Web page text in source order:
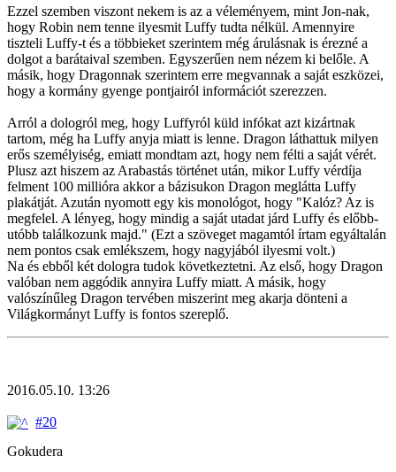
Ezzel szemben viszont nekem is az a véleményem, mint Jon-nak,
hogy Robin nem tenne ilyesmit Luffy tudta nélkül. Amennyire
tiszteli Luffy-t és a többieket szerintem még árulásnak is érezné a
dolgot a barátaival szemben. Egyszerűen nem nézem ki belőle. A
másik, hogy Dragonnak szerintem erre megvannak a saját eszközei,
hogy a kormány gyenge pontjairól információt szerezzen.
Arról a dologról meg, hogy Luffyról küld infókat azt kizártnak
tartom, még ha Luffy anyja miatt is lenne. Dragon láthattuk milyen
erős személyiség, emiatt mondtam azt, hogy nem félti a saját vérét.
Plusz azt hiszem az Arabastás történet után, mikor Luffy vérdíja
felment 100 millióra akkor a bázisukon Dragon meglátta Luffy
plakátját. Azután nyomott egy kis monológot, hogy "Kalóz? Az is
megfelel. A lényeg, hogy mindig a saját utadat járd Luffy és előbb-
utóbb találkozunk majd." (Ezt a szöveget magamtól írtam egyáltalán
nem pontos csak emlékszem, hogy nagyjából ilyesmi volt.)
Na és ebből két dologra tudok következtetni. Az első, hogy Dragon
valóban nem aggódik annyira Luffy miatt. A másik, hogy
valószínűleg Dragon tervében miszerint meg akarja dönteni a
Világkormányt Luffy is fontos szereplő.
2016.05.10. 13:26
#20
Gokudera